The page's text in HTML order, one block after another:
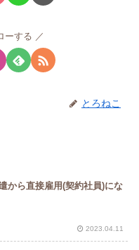
ーする
とろねこ
から直接雇用(契約社員)にな
2023.04.11